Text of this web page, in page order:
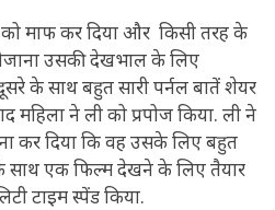
को माफ कर दिया और किसी तरह के
उसकी देखभाल के लिए
के साथ बहुत सारी पर्नल बातें शेयर
महिला ने ली को प्रपोज किया. ली ने
दिया कि वह उसके लिए बहुत
साथ एक फिल्म देखने के लिए तैयार
टाइम स्पेंड किया.